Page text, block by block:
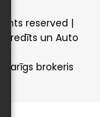
reserved |
kredīts un Auto
brokeris